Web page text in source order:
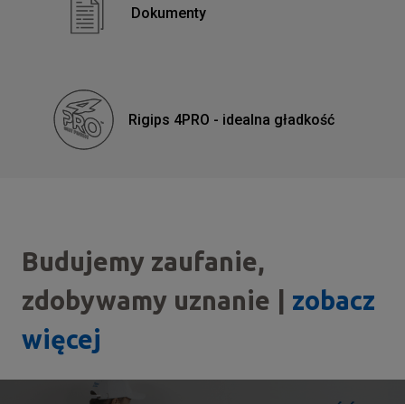
Dokumenty
Rigips 4PRO - idealna gładkość
Budujemy zaufanie,
zdobywamy uznanie | zobacz
więcej